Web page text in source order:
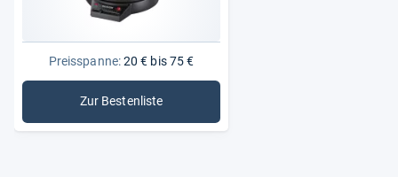
Preisspanne:20 € bis 75 €
Zur Bestenliste
: Crêpes-Maker